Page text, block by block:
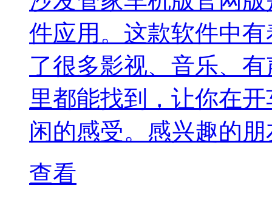
件应用。这款软件中
了很多影视、音乐、
里都能找到，让你在
闲的感受。感兴趣的
查看